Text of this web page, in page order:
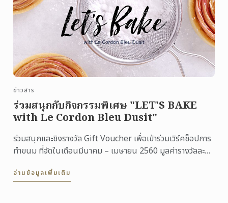
ข่าวสาร
ร่วมสนุกกับกิจกรรมพิเศษ "LET'S BAKE
with Le Cordon Bleu Dusit"
ร่วมสนุกและชิงรางวัล Gift Voucher เพื่อเข้าร่วมเวิร์คช็อปการ
ทำขนม ที่จัดในเดือนมีนาคม – เมษายน 2560 มูลค่ารางวัลละ
อ่านข้อมูลเพิ่มเติม